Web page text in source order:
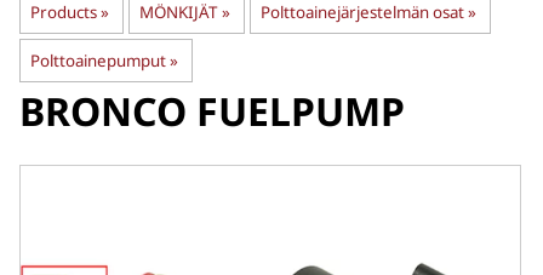
Products‪» MÖNKIJÄT ‪» Polttoainejärjestelmän osat‪»
Polttoainepumput‪»
BRONCO FUELPUMP